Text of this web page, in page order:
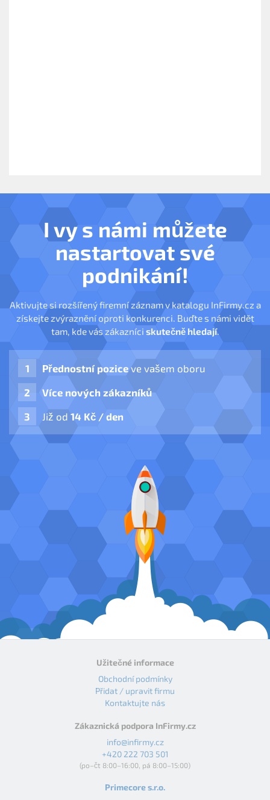
I vy s námi můžete
nastartovat své
podnikání!
Aktivujte si rozšířený firemní záznam v katalogu InFirmy.cz a
získejte zvýraznění oproti konkurenci. Buďte s námi vidět
tam, kde vás zákazníci skutečně hledají.
Přednostní poziceve vašem oboru
Více nových zákazníků
Již od 14 Kč / den
Užitečné informace
Obchodní podmínky
Přidat / upravit firmu
Kontaktujte nás
Zákaznická podpora InFirmy.cz
info@infirmy.cz
+420 222 703 501
(po–čt 8:00–16:00, pá 8:00–15:00)
Primecore s.r.o.